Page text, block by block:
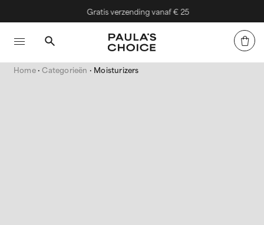
Gratis verzending vanaf € 25
Home Categorieën Moisturizers